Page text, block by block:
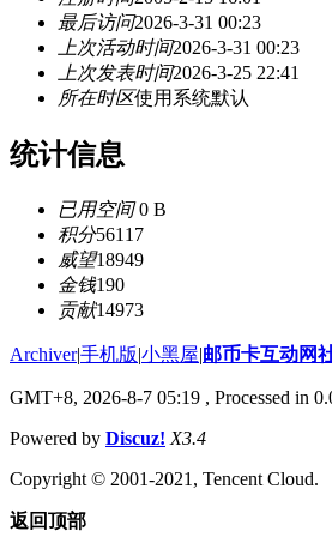
最后访问2026-3-31 00:23
上次活动时间2026-3-31 00:23
上次发表时间2026-3-25 22:41
所在时区使用系统默认
统计信息
已用空间0 B
积分56117
威望18949
金钱190
贡献14973
Archiver|手机版|小黑屋|邮币卡互动网
GMT+8, 2026-8-7 05:19 , Processed in
Powered by Discuz! X3.4
Copyright © 2001-2021, Tencent Cloud.
返回顶部